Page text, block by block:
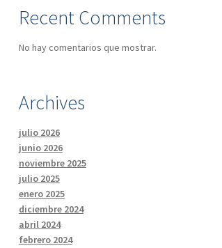
Recent Comments
No hay comentarios que mostrar.
Archives
julio 2026
junio 2026
noviembre 2025
julio 2025
enero 2025
diciembre 2024
abril 2024
febrero 2024